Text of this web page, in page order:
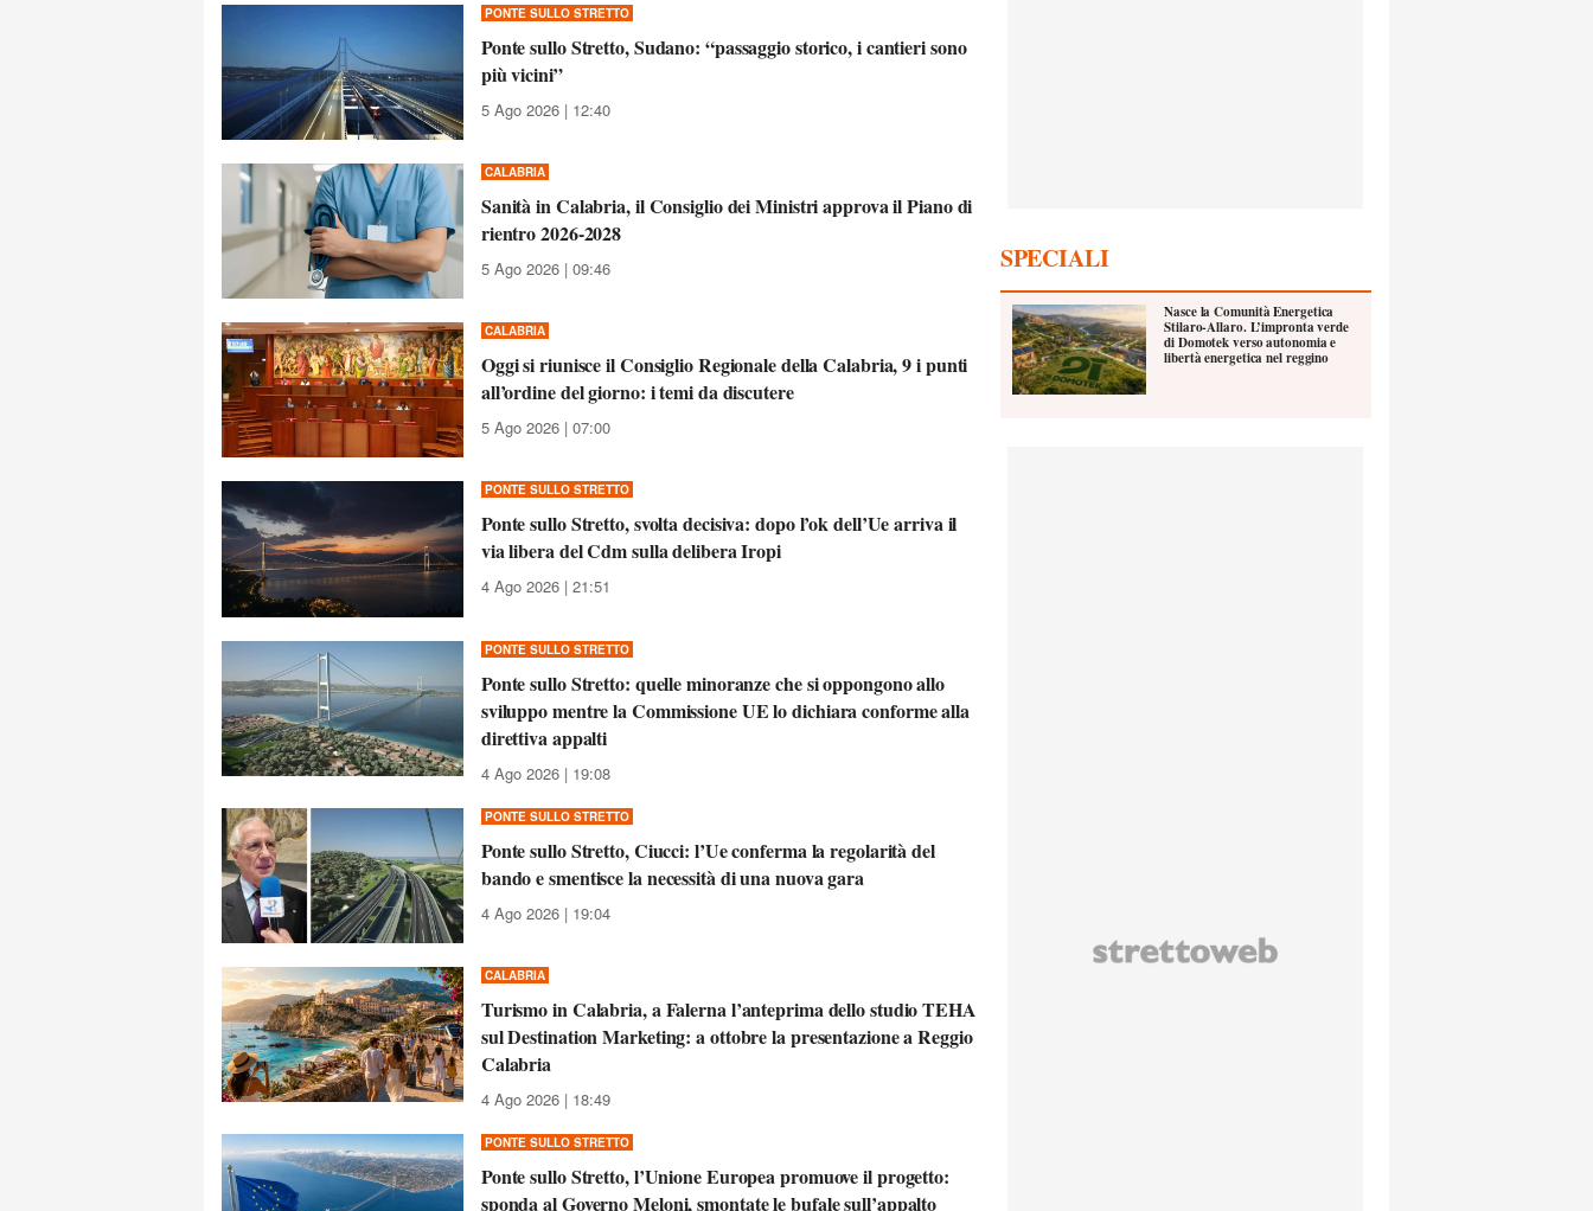
PONTE SULLO STRETTO
Ponte sullo Stretto, Sudano: “passaggio storico, i cantieri sono
più vicini”
5 Ago 2026 | 12:40
CALABRIA
Sanità in Calabria, il Consiglio dei Ministri approva il Piano di
rientro 2026-2028
5 Ago 2026 | 09:46
CALABRIA
Oggi si riunisce il Consiglio Regionale della Calabria, 9 i punti
all’ordine del giorno: i temi da discutere
5 Ago 2026 | 07:00
PONTE SULLO STRETTO
Ponte sullo Stretto, svolta decisiva: dopo l’ok dell’Ue arriva il
via libera del Cdm sulla delibera Iropi
4 Ago 2026 | 21:51
PONTE SULLO STRETTO
Ponte sullo Stretto: quelle minoranze che si oppongono allo
sviluppo mentre la Commissione UE lo dichiara conforme alla
direttiva appalti
4 Ago 2026 | 19:08
PONTE SULLO STRETTO
Ponte sullo Stretto, Ciucci: l’Ue conferma la regolarità del
bando e smentisce la necessità di una nuova gara
4 Ago 2026 | 19:04
CALABRIA
Turismo in Calabria, a Falerna l’anteprima dello studio TEHA
sul Destination Marketing: a ottobre la presentazione a Reggio
Calabria
4 Ago 2026 | 18:49
PONTE SULLO STRETTO
Ponte sullo Stretto, l’Unione Europea promuove il progetto:
sponda al Governo Meloni, smontate le bufale sull’appalto
SPECIALI
Nasce la Comunità Energetica
Stilaro-Allaro. L’impronta verde
di Domotek verso autonomia e
libertà energetica nel reggino